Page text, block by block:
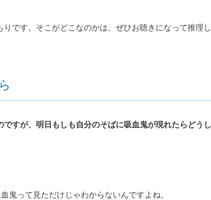
です。そこがどこなのかは、ぜひお聴きになって推理し
すが、明日もしも自分のそばに吸血鬼が現れたらどうし
鬼って見ただけじゃわからないんですよね。